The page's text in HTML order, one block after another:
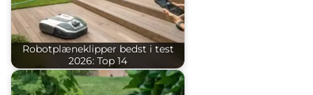
Robotplæneklipper bedst i test
2026: Top 14